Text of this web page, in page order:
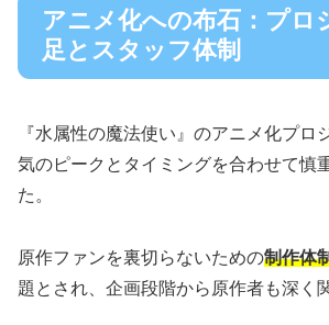
アニメ化への布石：プロ
足とスタッフ体制
『水属性の魔法使い』のアニメ化プロ
気のピークとタイミングを合わせて慎
た。
原作ファンを裏切らないための制作体
題とされ、企画段階から原作者も深く